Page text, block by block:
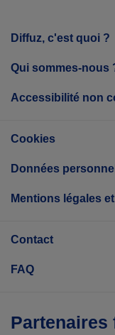
Diffuz, c'est quoi ?
Qui sommes-nous
Accessibilité non
Cookies
Données
Mentions légales
Contact
FAQ
Partenaires